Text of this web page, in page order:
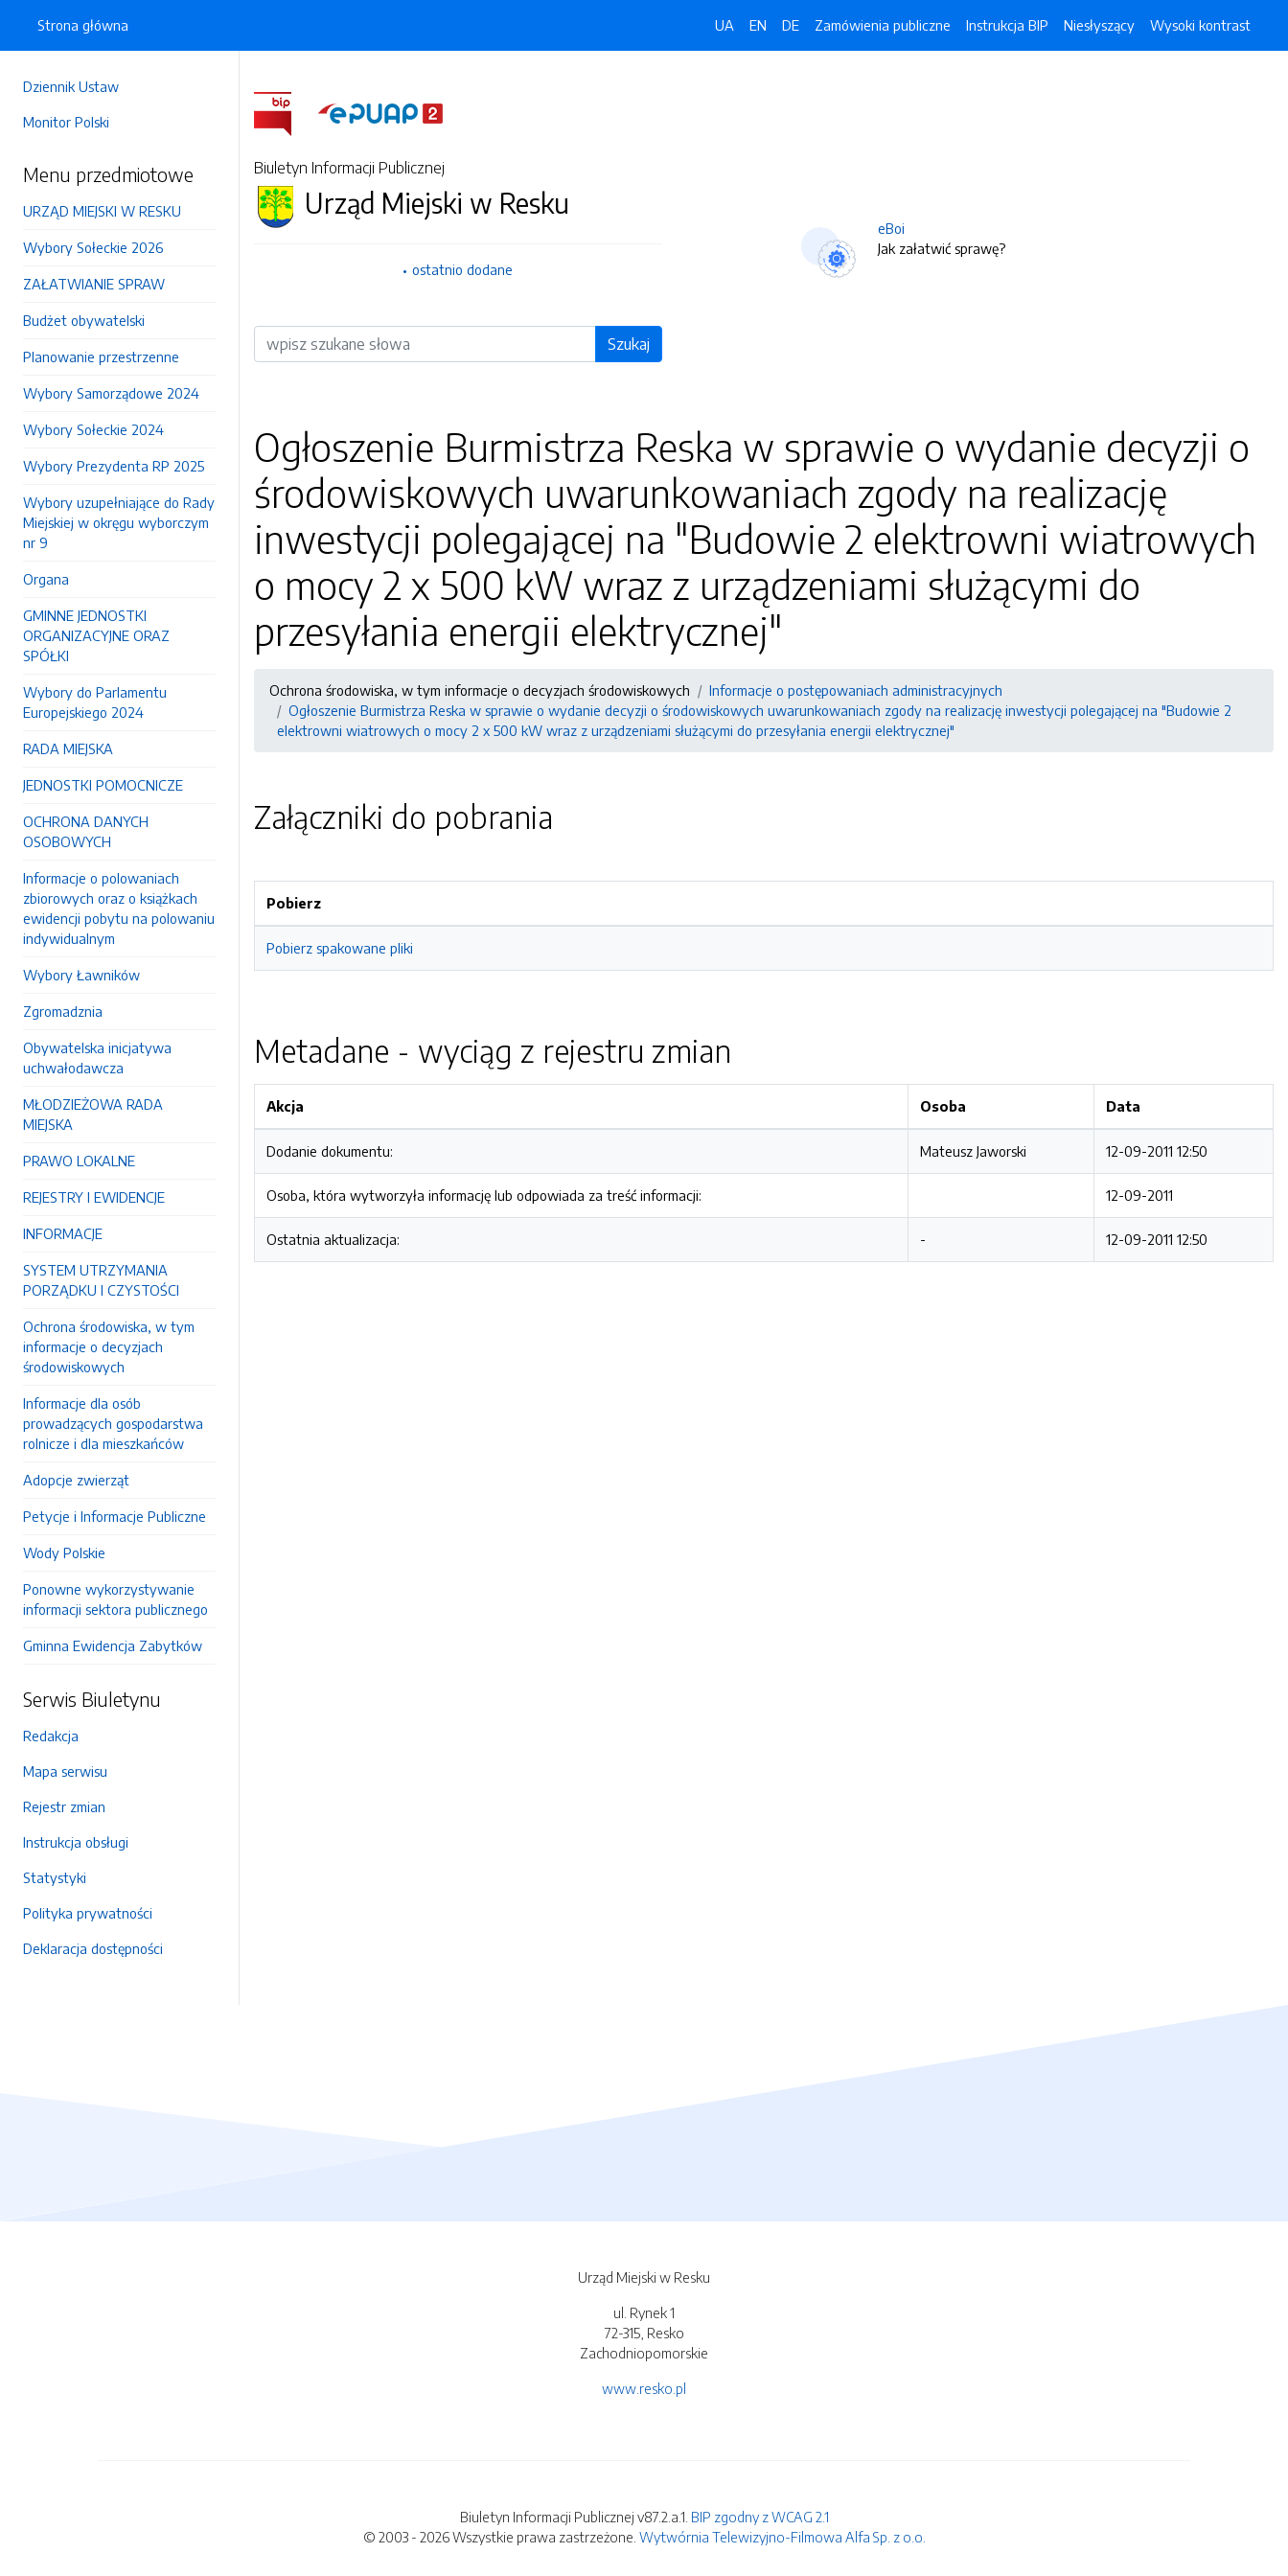
Dziennik Ustaw
Monitor Polski
Menu przedmiotowe
URZĄD MIEJSKI W RESKU
Wybory Sołeckie 2026
ZAŁATWIANIE SPRAW
Budżet obywatelski
Planowanie przestrzenne
Wybory Samorządowe 2024
Wybory Sołeckie 2024
Wybory Prezydenta RP 2025
Wybory uzupełniające do Rady
Miejskiej w okręgu wyborczym
nr 9
Organa
GMINNE JEDNOSTKI
ORGANIZACYJNE ORAZ
SPÓŁKI
Wybory do Parlamentu
Europejskiego 2024
RADA MIEJSKA
JEDNOSTKI POMOCNICZE
OCHRONA DANYCH
OSOBOWYCH
Informacje o polowaniach
zbiorowych oraz o książkach
ewidencji pobytu na polowaniu
indywidualnym
Wybory Ławników
Zgromadznia
Obywatelska inicjatywa
uchwałodawcza
MŁODZIEŻOWA RADA
MIEJSKA
PRAWO LOKALNE
REJESTRY I EWIDENCJE
INFORMACJE
SYSTEM UTRZYMANIA
PORZĄDKU I CZYSTOŚCI
Ochrona środowiska, w tym
informacje o decyzjach
środowiskowych
Informacje dla osób
prowadzących gospodarstwa
rolnicze i dla mieszkańców
Adopcje zwierząt
Petycje i Informacje Publiczne
Wody Polskie
Ponowne wykorzystywanie
informacji sektora publicznego
Gminna Ewidencja Zabytków
Serwis Biuletynu
Redakcja
Mapa serwisu
Rejestr zmian
Instrukcja obsługi
Statystyki
Polityka prywatności
Deklaracja dostępności
Strona główna UA EN DE Zamówienia publiczne Instrukcja BIP Niesłyszący Wysoki kontrast
Biuletyn Informacji Publicznej
Urząd Miejski w Resku
ostatnio dodane
Wyszukiwarka Szukaj
eBoi
Jak załatwić sprawę?
Ogłoszenie Burmistrza Reska w sprawie o wydanie decyzji o
środowiskowych uwarunkowaniach zgody na realizację
inwestycji polegającej na "Budowie 2 elektrowni wiatrowych
o mocy 2 x 500 kW wraz z urządzeniami służącymi do
przesyłania energii elektrycznej"
Ochrona środowiska, w tym informacje o decyzjach środowiskowych
Informacje o postępowaniach administracyjnych
Ogłoszenie Burmistrza Reska w sprawie o wydanie decyzji o środowiskowych uwarunkowaniach zgody na realizację inwestycji polegającej na "Budowie 2
elektrowni wiatrowych o mocy 2 x 500 kW wraz z urządzeniami służącymi do przesyłania energii elektrycznej"
Załączniki do pobrania
Pobierz
Pobierz spakowane pliki
Metadane - wyciąg z rejestru zmian
Akcja Osoba Data
Dodanie dokumentu: Mateusz Jaworski 12-09-2011 12:50
Osoba, która wytworzyła informację lub odpowiada za treść informacji: 12-09-2011
Ostatnia aktualizacja: - 12-09-2011 12:50
Urząd Miejski w Resku
ul. Rynek 1
72-315, Resko
Zachodniopomorskie
www.resko.pl
Biuletyn Informacji Publicznej v87.2.a.1. BIP zgodny z WCAG 2.1
© 2003 - 2026 Wszystkie prawa zastrzeżone. Wytwórnia Telewizyjno-Filmowa Alfa Sp. z o.o.